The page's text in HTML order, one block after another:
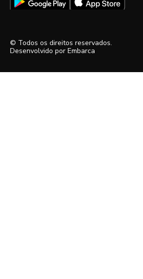
© Todos os direitos reservados.
Desenvolvido por Embarca